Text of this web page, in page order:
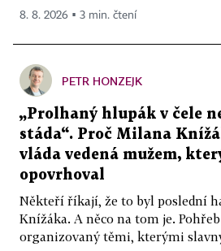
8. 8. 2026 ▪ 3 min. čtení
PETR HONZEJK
„Prolhaný hlupák v čele
stáda“. Proč Milana
vláda vedená mužem,
opovrhoval
Někteří říkají, že to byl poslední
Knížáka. A něco na tom je.
organizovaný těmi, kterými